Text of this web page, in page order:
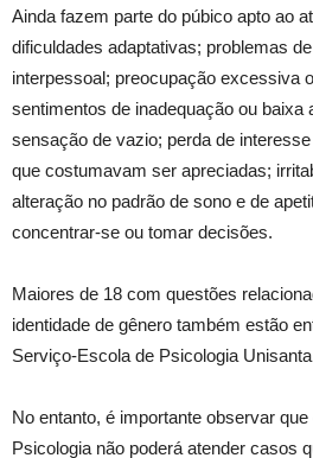
Ainda fazem parte do púbico apto ao
dificuldades adaptativas; problemas
interpessoal; preocupação excessiva
sentimentos de inadequação ou baixa
sensação de vazio; perda de
que costumavam ser apreciadas;
alteração no padrão de sono e de
concentrar-se ou tomar decisões.
Maiores de 18 com questões
identidade de gênero também estão
Serviço-Escola de Psicologia
No entanto, é importante observar
Psicologia não poderá atender casos